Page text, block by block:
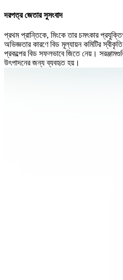
দরপত্র জেতার সুসংবাদ
প্রথম প্রান্তিকে, মিংকে তার চমৎকার
অভিজ্ঞতার কারণে বিড মূল্যায়ন কমিটির
প্রকল্পের বিড সফলভাবে জিতে নেয়।
উৎপাদনের জন্য ব্যবহৃত হয়।